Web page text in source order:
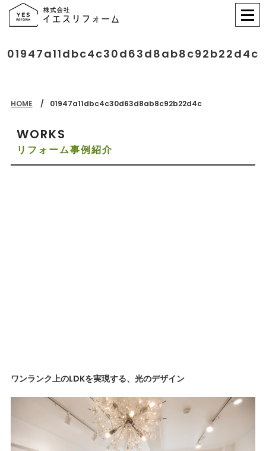
01947a11dbc4c30d63d8ab8c92b22d4c
HOME 01947a11dbc4c30d63d8ab8c92b22d4c
WORKS
リフォーム事例紹介
ワンランク上のLDKを実現する、光のデザイン